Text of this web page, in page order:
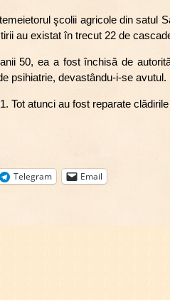
şcolii agricole din satul
au existat în trecut 22 de
50, ea a fost închisă de
psihiatrie, devastându-i-se avutul.
Tot atunci au fost reparate
Telegram Email